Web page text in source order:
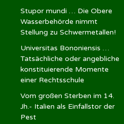
Stupor mundi … Die Obere
Wasserbehörde nimmt
Stellung zu Schwermetallen!
Universitas Bononiensis …
Tatsächliche oder angebliche
konstituierende Momente
einer Rechtsschule
Vom großen Sterben im 14.
Jh.- Italien als Einfallstor der
Pest